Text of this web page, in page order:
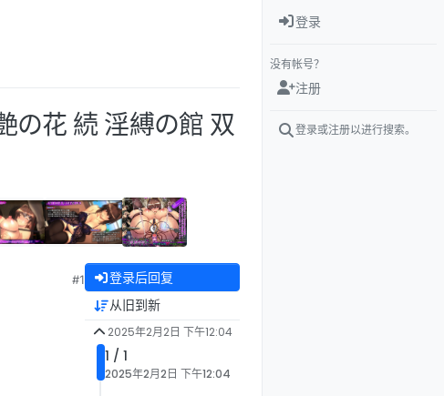
の花 続 淫縛の館 双
#1 登录后回复
从旧到新
2025年2月2日 下午12:04
1 / 1
2025年2月2日 下午12:04
登录
没有帐号？
注册
登录或注册以进行搜索。